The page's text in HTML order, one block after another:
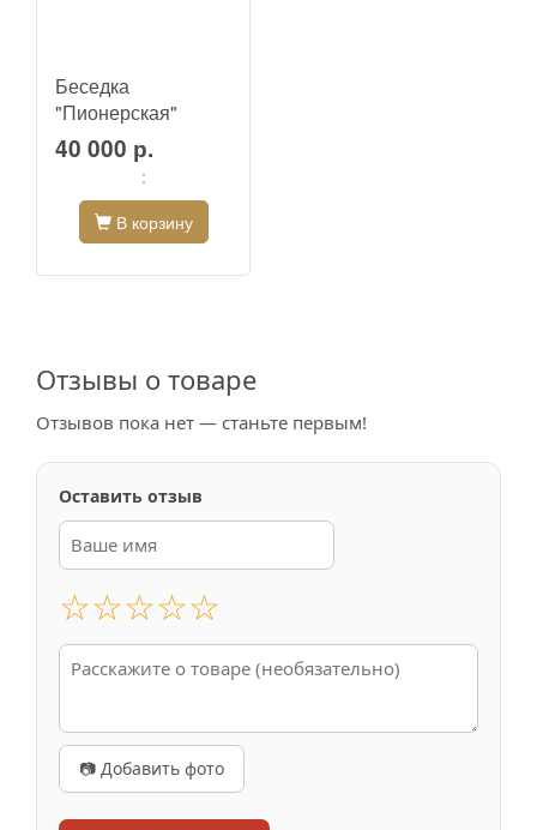
Беседка
"Пионерская"
40 000 р.
:
В корзину
Отзывы о товаре
Отзывов пока нет — станьте первым!
Оставить отзыв
☆☆☆☆☆
📷 Добавить фото